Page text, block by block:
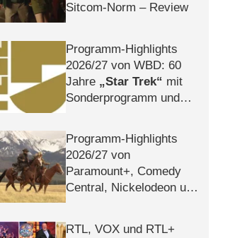
Sitcom-Norm – Review
Programm-Highlights
2026/​27 von WBD: 60
Jahre
Star Trek
mit
Sonderprogramm und
Programm-Highlights
2026/​27 von
Paramount+, Comedy
Central, Nickelodeon und
RTL, VOX und RTL+